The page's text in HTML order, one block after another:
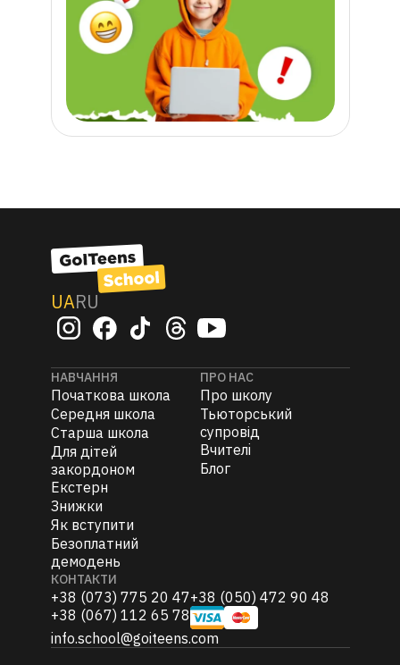
UARU
НАВЧАННЯ
Початкова школа
Середня школа
Старша школа
Для дітей
закордоном
Екстерн
Знижки
Як вступити
Безоплатний
демодень
ПРО НАС
Про школу
Тьюторський
супровід
Вчителi
Блог
КОНТАКТИ
+38 (073) 775 20 47+38 (050) 472 90 48
+38 (067) 112 65 78
info.school@goiteens.com